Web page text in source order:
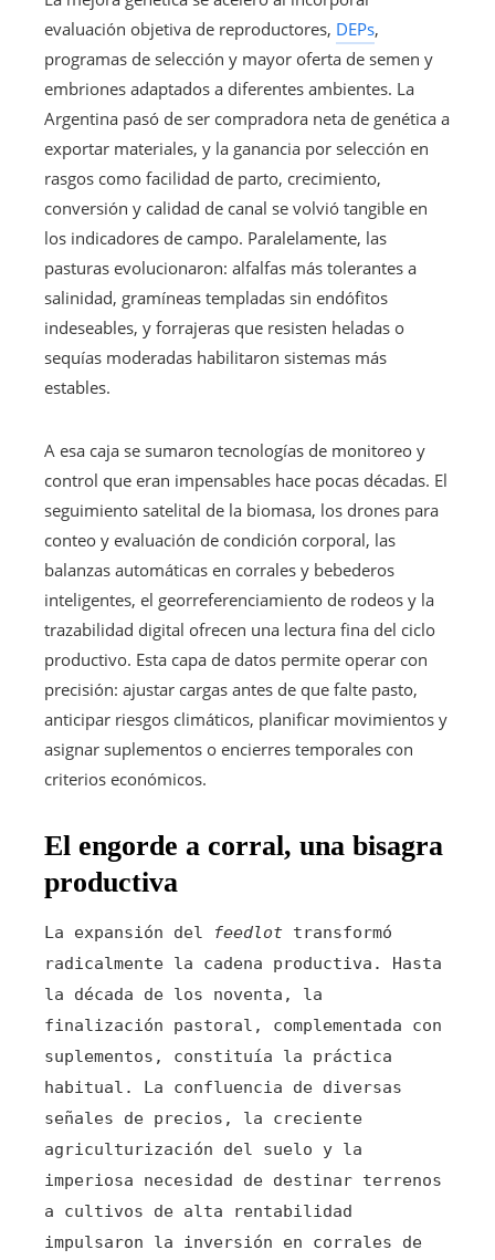
evaluación objetiva de reproductores, DEPs,
programas de selección y mayor oferta de semen y
embriones adaptados a diferentes ambientes. La
Argentina pasó de ser compradora neta de genética a
exportar materiales, y la ganancia por selección en
rasgos como facilidad de parto, crecimiento,
conversión y calidad de canal se volvió tangible en
los indicadores de campo. Paralelamente, las
pasturas evolucionaron: alfalfas más tolerantes a
salinidad, gramíneas templadas sin endófitos
indeseables, y forrajeras que resisten heladas o
sequías moderadas habilitaron sistemas más
estables.
A esa caja se sumaron tecnologías de monitoreo y
control que eran impensables hace pocas décadas. El
seguimiento satelital de la biomasa, los drones para
conteo y evaluación de condición corporal, las
balanzas automáticas en corrales y bebederos
inteligentes, el georreferenciamiento de rodeos y la
trazabilidad digital ofrecen una lectura fina del ciclo
productivo. Esta capa de datos permite operar con
precisión: ajustar cargas antes de que falte pasto,
anticipar riesgos climáticos, planificar movimientos y
asignar suplementos o encierres temporales con
criterios económicos.
El engorde a corral, una bisagra
productiva
La expansión del feedlot transformó
radicalmente la cadena productiva. Hasta
la década de los noventa, la
finalización pastoral, complementada con
suplementos, constituía la práctica
habitual. La confluencia de diversas
señales de precios, la creciente
agriculturización del suelo y la
imperiosa necesidad de destinar terrenos
a cultivos de alta rentabilidad
impulsaron la inversión en corrales de